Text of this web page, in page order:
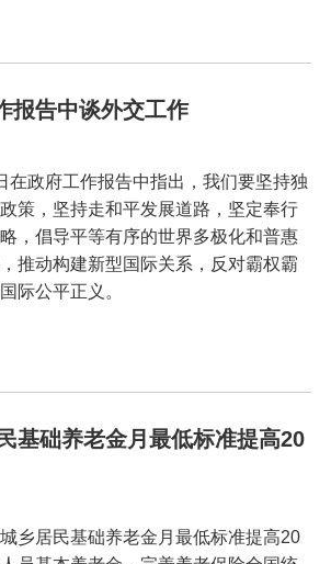
报告中谈外交工作
在政府工作报告中指出，我们要坚持独
策，坚持走和平发展道路，坚定奉行
，倡导平等有序的世界多极化和普惠
推动构建新型国际关系，反对霸权霸
际公平正义。
基础养老金月最低标准提高20
乡居民基础养老金月最低标准提高20